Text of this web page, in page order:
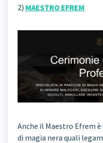
2) MAESTRO EFREM
Anche il Maestro Efrem
di magia nera quali